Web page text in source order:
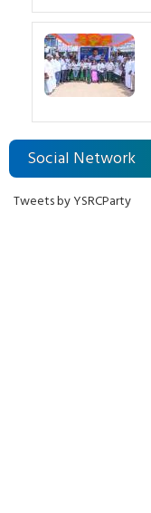
Social Network
Tweets by YSRCParty